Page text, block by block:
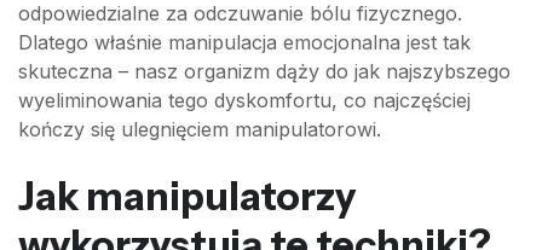
odpowiedzialne za odczuwanie bólu fizycznego.
Dlatego właśnie manipulacja emocjonalna jest tak
skuteczna – nasz organizm dąży do jak najszybszego
wyeliminowania tego dyskomfortu, co najczęściej
kończy się ulegnięciem manipulatorowi.
Jak manipulatorzy